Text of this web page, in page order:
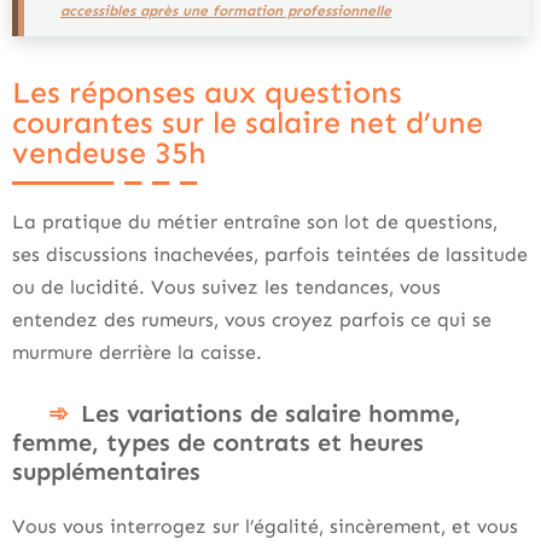
accessibles après une formation professionnelle
Les réponses aux questions
courantes sur le salaire net d’une
vendeuse 35h
La pratique du métier entraîne son lot de questions,
ses discussions inachevées, parfois teintées de lassitude
ou de lucidité. Vous suivez les tendances, vous
entendez des rumeurs, vous croyez parfois ce qui se
murmure derrière la caisse.
Les variations de salaire homme,
femme, types de contrats et heures
supplémentaires
Vous vous interrogez sur l’égalité, sincèrement, et vous